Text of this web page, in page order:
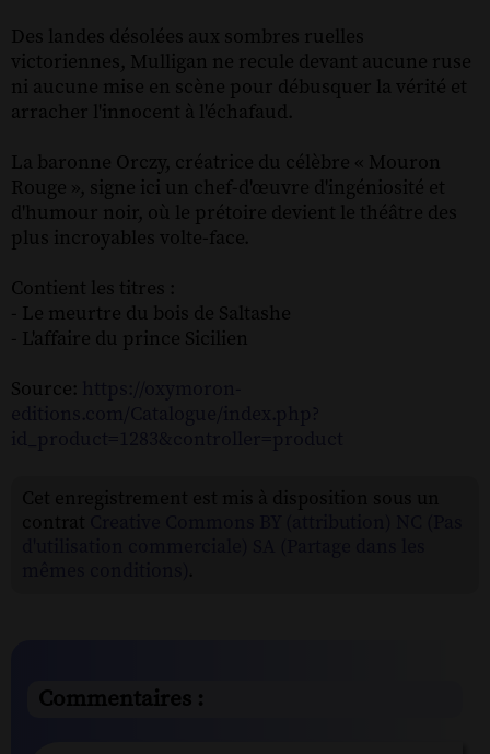
Des landes désolées aux sombres ruelles
victoriennes, Mulligan ne recule devant aucune ruse
ni aucune mise en scène pour débusquer la vérité et
arracher l'innocent à l'échafaud.
La baronne Orczy, créatrice du célèbre « Mouron
Rouge », signe ici un chef-d'œuvre d'ingéniosité et
d'humour noir, où le prétoire devient le théâtre des
plus incroyables volte-face.
Contient les titres :
- Le meurtre du bois de Saltashe
- L'affaire du prince Sicilien
Source:
Commentaires :